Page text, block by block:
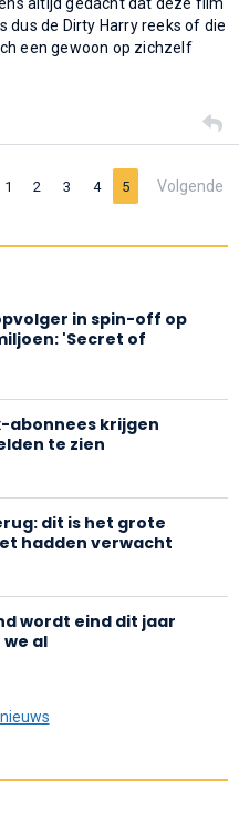
dus de Dirty Harry reeks of die
een gewoon op zichzelf
1 2 3 4 5 Volgende
in spin-off op
'Secret of
abonnees krijgen
te zien
dit is het grote
hadden verwacht
wordt eind dit jaar
al